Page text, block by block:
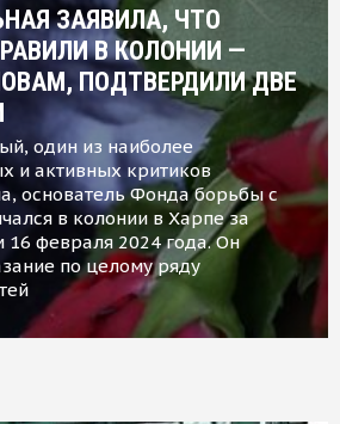
ЗАЯВИЛА, ЧТО
В КОЛОНИИ —
ПОДТВЕРДИЛИ ДВЕ
один из наиболее
и активных критиков
основатель Фонда борьбы с
в колонии в Харпе за
февраля 2024 года. Он
по целому ряду